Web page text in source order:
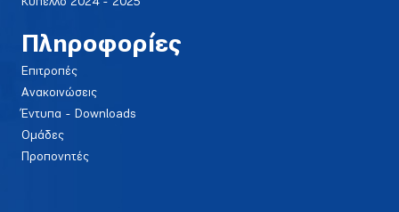
Πληροφορίες
Επιτροπές
Ανακοινώσεις
Έντυπα - Downloads
Ομάδες
Προπονητές